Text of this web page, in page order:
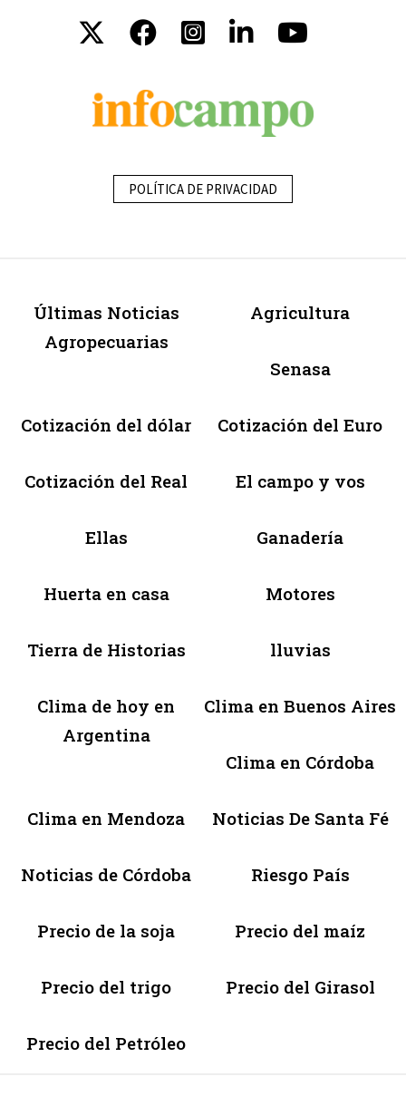
POLÍTICA DE PRIVACIDAD
Últimas Noticias
Agropecuarias
Agricultura
Senasa
Cotización del dólar Cotización del Euro
Cotización del Real El campo y vos
Ellas Ganadería
Huerta en casa Motores
Tierra de Historias lluvias
Clima de hoy en
Argentina
Clima en Buenos Aires
Clima en Córdoba
Clima en Mendoza Noticias De Santa Fé
Noticias de Córdoba Riesgo País
Precio de la soja Precio del maíz
Precio del trigo Precio del Girasol
Precio del Petróleo